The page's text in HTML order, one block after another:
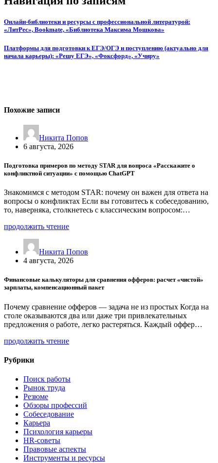
Онлайн-библиотеки и ресурсы с профессиональной литературой:
«ЛитРес», Bookmate, «Библиотека Максима Мошкова»
Платформы для подготовки к ЕГЭ/ОГЭ и поступлению (актуально для
начала карьеры): «Решу ЕГЭ», «Фоксфорд», «Учиру»
Похожие записи
Никита Попов
6 августа, 2026
Подготовка примеров по методу STAR для вопроса «Расскажите о
конфликтной ситуации» с помощью ChatGPT
Знакомимся с методом STAR: почему он важен для ответа на
вопросы о конфликтах Если вы готовитесь к собеседованию,
то, наверняка, столкнетесь с классическим вопросом:…
продолжить чтение
Никита Попов
4 августа, 2026
Финансовые калькуляторы для сравнения офферов: расчет «чистой»
зарплаты, компенсационный пакет
Почему сравнение офферов — задача не из простых Когда на
столе оказываются два или даже три привлекательных
предложения о работе, легко растеряться. Каждый оффер…
продолжить чтение
Рубрики
Поиск работы
Рынок труда
Резюме
Обзоры профессий
Собеседование
Карьера
Психология карьеры
HR-советы
Правовые аспекты
Инструменты и ресурсы